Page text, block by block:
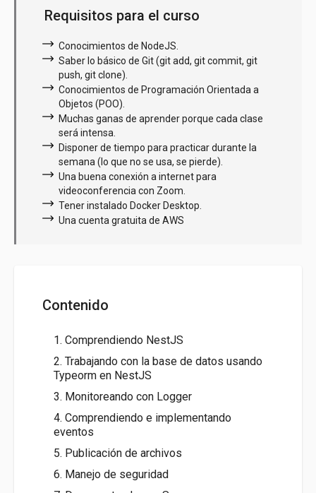
Requisitos para el curso
Conocimientos de NodeJS.
Saber lo básico de Git (git add, git commit, git
push, git clone).
Conocimientos de Programación Orientada a
Objetos (POO).
Muchas ganas de aprender porque cada clase
será intensa.
Disponer de tiempo para practicar durante la
semana (lo que no se usa, se pierde).
Una buena conexión a internet para
videoconferencia con Zoom.
Tener instalado Docker Desktop.
Una cuenta gratuita de AWS
Contenido
1. Comprendiendo NestJS
2. Trabajando con la base de datos usando
Typeorm en NestJS
3. Monitoreando con Logger
4. Comprendiendo e implementando
eventos
5. Publicación de archivos
6. Manejo de seguridad